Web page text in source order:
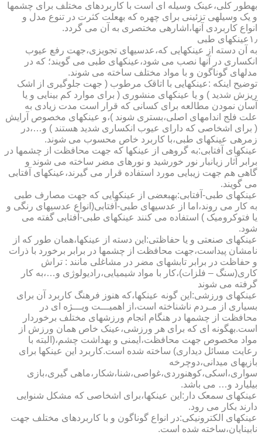
به­طور کلی،عینک وسیله ای است با کاربردهای مختلف برای چشمها
و یک وسیله­ی تزئینی برای چهره که به­علت کثرت در تنوع مدل و
انواع کاربردی آنها،اشاره­ی مختصری به آن می گردد.
۱٫عینکهای طبی
به آن دسته از عینکهایی که،عدسیهای تجویزی،جهت رفع عیوب
انکساری در آنها نصب می شود،عینکهای طبی می گویند؛ که در
مدلهای گوناگون و با مواد مختلف ساخته می شوند.
توضیح اینکه :عینکهایی با اتاقک مرطوب ( جهت جلوگیری از اشک
ریزش شدید ) و یا عینکهای منشوری ( برای موارد کم بینایی و یا
آسان نمودن مطالعه برای کسانی که قرار است مدت زیادی به
علت فلج اندامهای اصلی،بستری شوند )،و عینکهای مخصوص آرایش
( برای اشخاصی که دارای عیوب انکساری شدید هستند ) و…،در
زمره­ی عینکهای طبی،با کاربرد خاص محسوب می شوند.
عینکهای آفتابی:به گروهی از عینکها که جهت محافظت از چشمها در
برابر آثار زیانبار نور خورشید و نورهای مضر ساخته می شوند و
گاهی هم جهت زیبایی مورد استفاده قرار می گیرند،عینکهای آفتابی
می گویند.
عینکهای طبی-آفتابی:به­بعضی از عینکهایی که جهت مصارف طبی
به کار می روند،اما از عدسیهای طبی-آفتابی(انواع عدسیهای رنگی و
یا فتوکرومیک ) استفاده می کنند عینکهای طبی-آفتابی گفته می
شود.
عینکهای صنعتی و یا حفاظتی:این دسته از عینکها،همان طور که از
نامشان پیداست،جهت محافظت از چشمها در برابر برخورد با ذرات
و حفاظت در برابر تابشهای مضر در مشاغلی مانند : تراش
کاری(سنگ – فلزات)،کار با مواد شیمیایی،رادیولوژی و…،به کار
گرفته می شوند
عینکهای ورزشی:این گونه عینکها،که هنوز فرهنگ کاربرد آن برای
بسیاری از مـردم ناشناخته است،از اهمیـــت ویـــژه ای در
محافظت از چشمها در هنگام انجام ورزشهای مختلف برخوردار
است.به­گونه ای که برای هر ورزشی،عینک خاص همان ورزش از
مواد مخصوص جهت محافظت،ایمنی و بهداشت چشم،(البته با
رعایت مسائل دیداری) ساخته شده است.کاربرد این عینکها برای
بازیهای میدانی،دوچرخه
سواری،اسکی،کوهنوردی،غواصی،شنا،شکار،ماهی گیری،بازی
بیلیارد و… می باشد.
عینکهای سمعک دار:این عینکها،برای اشخاصی که مشکل شنوایی
دارند بکار می رود.
عینکهای الکترونیکی:در انواع گوناگون و با کاربردهای مختلف جهت
نابینایان،ساخته شده است.